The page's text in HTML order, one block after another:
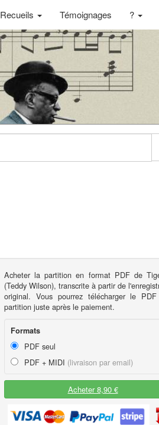
Recueils Témoignages ?
Acheter la partition en format PDF de
(Teddy Wilson), transcrite à partir de
original. Vous pourrez télécharger le
partition juste après le paiement.
Formats
PDF seul
PDF + MIDI (livraison par email)
Acheter 8,90 €